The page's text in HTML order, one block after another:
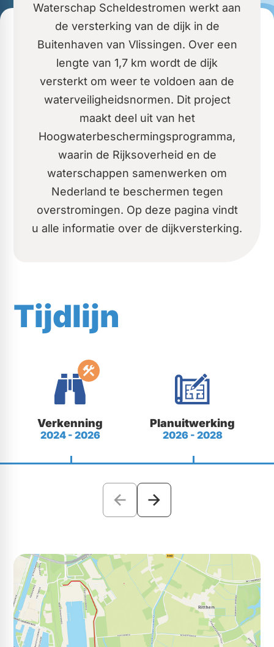
Waterschap Scheldestromen werkt aan
de versterking van de dijk in de
Buitenhaven van Vlissingen. Over een
lengte van 1,7 km wordt de dijk
versterkt om weer te voldoen aan de
waterveiligheidsnormen. Dit project
maakt deel uit van het
Hoogwaterbeschermingsprogramma,
waarin de Rijksoverheid en de
waterschappen samenwerken om
Nederland te beschermen tegen
overstromingen. Op deze pagina vindt
u alle informatie over de dijkversterking.
Tijdlijn
Verkenning
2024 - 2026
Planuitwerking
2026 - 2028